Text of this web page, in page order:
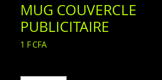
MUG COUVERCLE
PUBLICITAIRE
1 F CFAPrix